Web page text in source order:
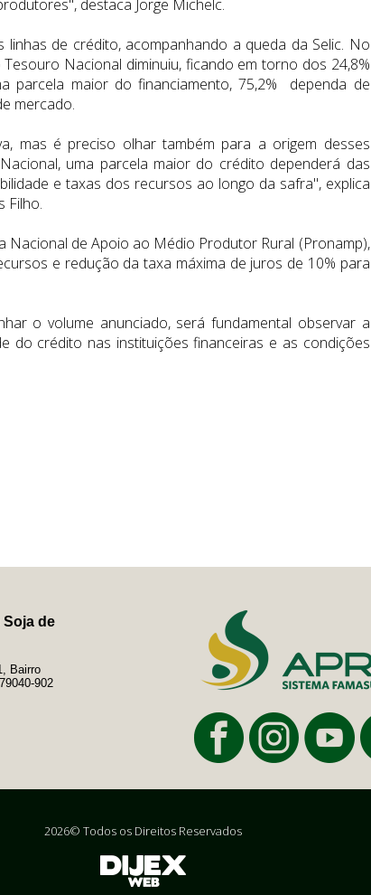
destaca Jorge Michelc.
de crédito, acompanhando a queda da Selic. No
Nacional diminuiu, ficando em torno dos 24,8%
parcela maior do financiamento, 75,2% dependa de
mercado.
mas é preciso olhar também para a origem desses
uma parcela maior do crédito dependerá das
e taxas dos recursos ao longo da safra", explica
Filho.
de Apoio ao Médio Produtor Rural (Pronamp),
e redução da taxa máxima de juros de 10% para
o volume anunciado, será fundamental observar a
do crédito nas instituições financeiras e as condições
de
Bairro
902
2026© Todos os Direitos Reservados